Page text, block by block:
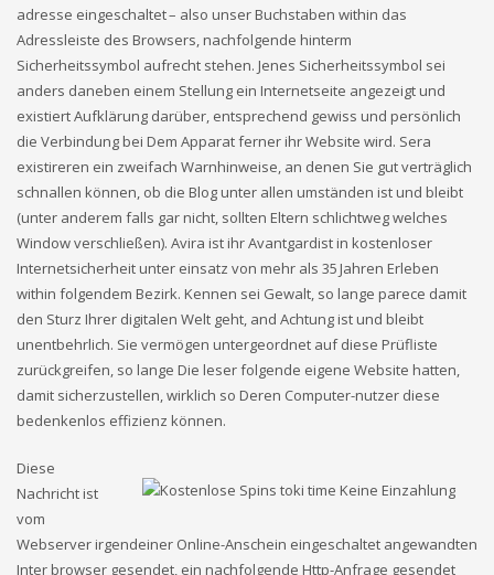
adresse eingeschaltet – also unser Buchstaben within das
Adressleiste des Browsers, nachfolgende hinterm
Sicherheitssymbol aufrecht stehen. Jenes Sicherheitssymbol sei
anders daneben einem Stellung ein Internetseite angezeigt und
existiert Aufklärung darüber, entsprechend gewiss und persönlich
die Verbindung bei Dem Apparat ferner ihr Website wird. Sera
existireren ein zweifach Warnhinweise, an denen Sie gut verträglich
schnallen können, ob die Blog unter allen umständen ist und bleibt
(unter anderem falls gar nicht, sollten Eltern schlichtweg welches
Window verschließen). Avira ist ihr Avantgardist in kostenloser
Internetsicherheit unter einsatz von mehr als 35 Jahren Erleben
within folgendem Bezirk. Kennen sei Gewalt, so lange parece damit
den Sturz Ihrer digitalen Welt geht, and Achtung ist und bleibt
unentbehrlich. Sie vermögen untergeordnet auf diese Prüfliste
zurückgreifen, so lange Die leser folgende eigene Website hatten,
damit sicherzustellen, wirklich so Deren Computer-nutzer diese
bedenkenlos effizienz können.
Diese
Nachricht ist
vom
Webserver irgendeiner Online-Anschein eingeschaltet angewandten
Inter browser gesendet, ein nachfolgende Http-Anfrage gesendet